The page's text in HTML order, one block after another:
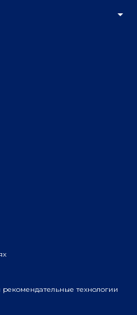
2-й этаж
й этаж
центр «Виктория
технологии